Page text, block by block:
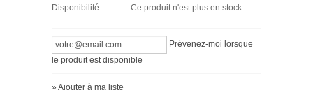
Disponibilité :
Ce produit n'est plus en stock
Prévenez-moi lorsque
le produit est disponible
» Ajouter à ma liste